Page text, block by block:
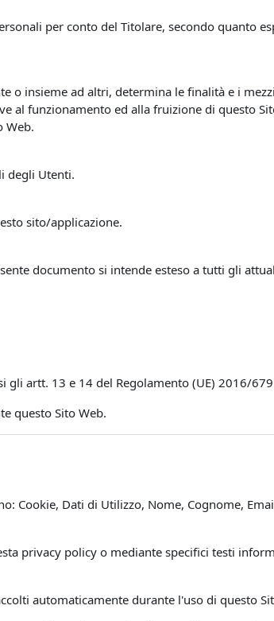
per conto del Titolare, secondo quanto
o insieme ad altri, determina le finalità e i
al funzionamento ed alla fruizione di questo
Web.
degli Utenti.
sito/applicazione.
documento si intende esteso a tutti gli
artt. 13 e 14 del Regolamento (UE) 2016/
questo Sito Web.
Cookie, Dati di Utilizzo, Nome, Cognome,
privacy policy o mediante specifici testi
automaticamente durante l'uso di questo